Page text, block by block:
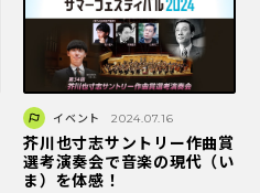
イベント 2024.07.16
芥川也寸志サントリー作曲賞
選考演奏会で音楽の現代（い
ま）を体感！